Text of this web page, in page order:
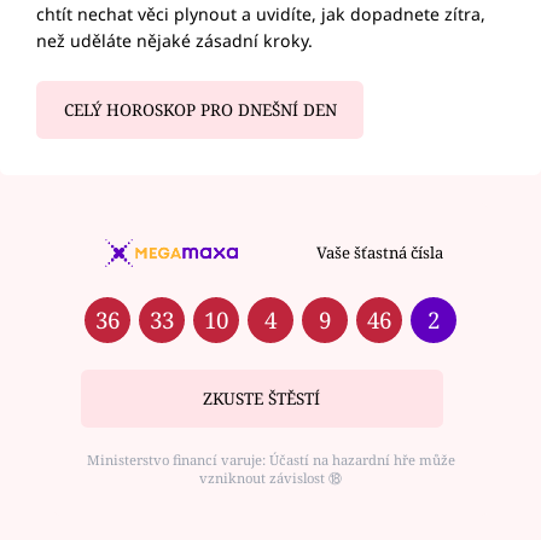
chtít nechat věci plynout a uvidíte, jak dopadnete zítra,
než uděláte nějaké zásadní kroky.
CELÝ HOROSKOP PRO DNEŠNÍ DEN
Vaše šťastná čísla
36 33 10 4 9 46 2
ZKUSTE ŠTĚSTÍ
Ministerstvo financí varuje: Účastí na hazardní hře může
vzniknout závislost ⑱